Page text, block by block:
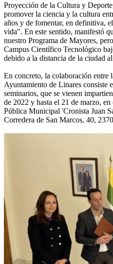
Proyección de la Cultura y
promover la ciencia y la cultura
años y de fomentar, en definitiva,
vida". En este sentido, manifestó
nuestro Programa de Mayores,
Campus Científico Tecnológico
debido a la distancia de la ciudad
En concreto, la colaboración entre
Ayuntamiento de Linares consiste
seminarios, que se vienen
de 2022 y hasta el 21 de marzo,
Pública Municipal 'Cronista Juan
Corredera de San Marcos, 40,